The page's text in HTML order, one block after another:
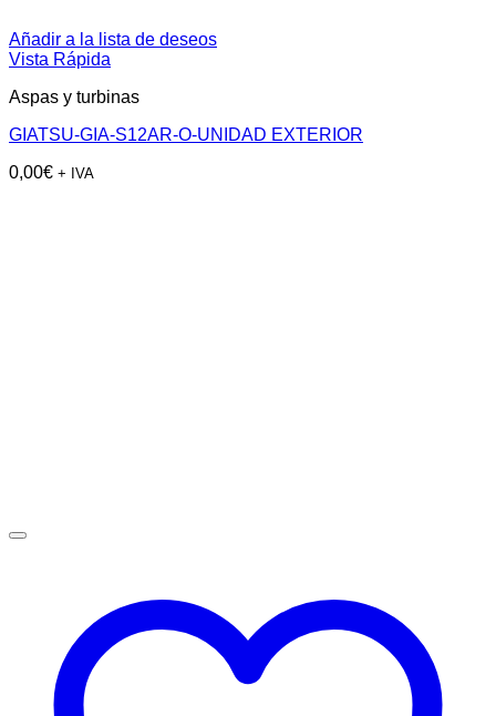
Añadir a la lista de deseos
Vista Rápida
Aspas y turbinas
GIATSU-GIA-S12AR-O-UNIDAD EXTERIOR
0,00€ + IVA